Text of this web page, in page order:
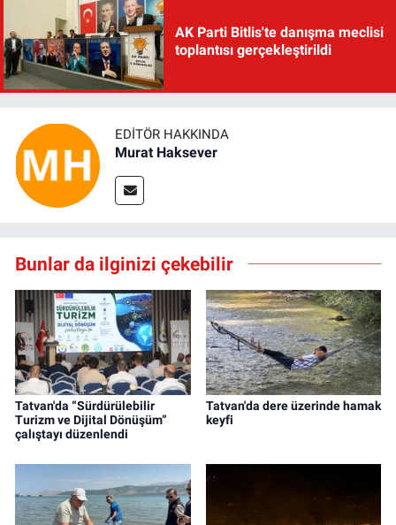
AK Parti Bitlis'te danışma meclisi
toplantısı gerçekleştirildi
EDITÖR HAKKINDA
Murat Haksever
Bunlar da ilginizi çekebilir
Tatvan'da “Sürdürülebilir
Turizm ve Dijital Dönüşüm”
çalıştayı düzenlendi
Tatvan'da dere üzerinde hamak
keyfi